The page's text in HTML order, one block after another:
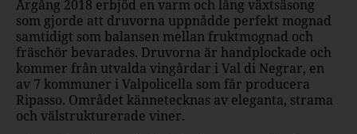
Årgång 2018 erbjöd en varm och lång växtsäsong
som gjorde att druvorna uppnådde perfekt mognad
samtidigt som balansen mellan fruktmognad och
fräschör bevarades. Druvorna är handplockade och
kommer från utvalda vingårdar i Val di Negrar, en
av 7 kommuner i Valpolicella som får producera
Ripasso. Området kännetecknas av eleganta, strama
och välstrukturerade viner.